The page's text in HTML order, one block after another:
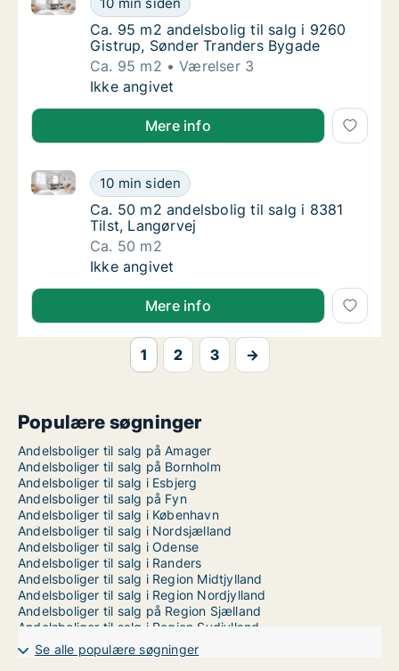
Ca. 95 m2 andelsbolig til salg i 9260
Ca. 95 m2 andelsbolig til salg i 9260
Gistrup, Sønder Tranders Bygade
Ca. 95 m2
Værelser 3
Ca. 95 m2 andelsbolig til salg i 9260
Ikke angivet
Mere info
Ca. 50 m2 andelsbolig til salg i 8381 Tilst,
10 min siden
Ca. 50 m2 andelsbolig til salg i 8381 Tilst, Langørvej
Ca. 50 m2 andelsbolig til salg i 8381 Tilst,
Ca. 50 m2 andelsbolig til salg i 8381
Tilst, Langørvej
Ca. 50 m2
Ca. 50 m2 andelsbolig til salg i 8381 Tilst,
Ikke angivet
Mere info
1 2 3 →
Populære søgninger
Andelsboliger til salg på Amager
Andelsboliger til salg på Bornholm
Andelsboliger til salg i Esbjerg
Andelsboliger til salg på Fyn
Andelsboliger til salg i København
Andelsboliger til salg i Nordsjælland
Andelsboliger til salg i Odense
Andelsboliger til salg i Randers
Andelsboliger til salg i Region Midtjylland
Andelsboliger til salg i Region Nordjylland
Andelsboliger til salg på Region Sjælland
Andelsboliger til salg i Region Sydjylland
Andelsboliger til salg i Storkøbenhavn
Andelsboliger til salg i Trekantsområdet
Se alle populære søgninger